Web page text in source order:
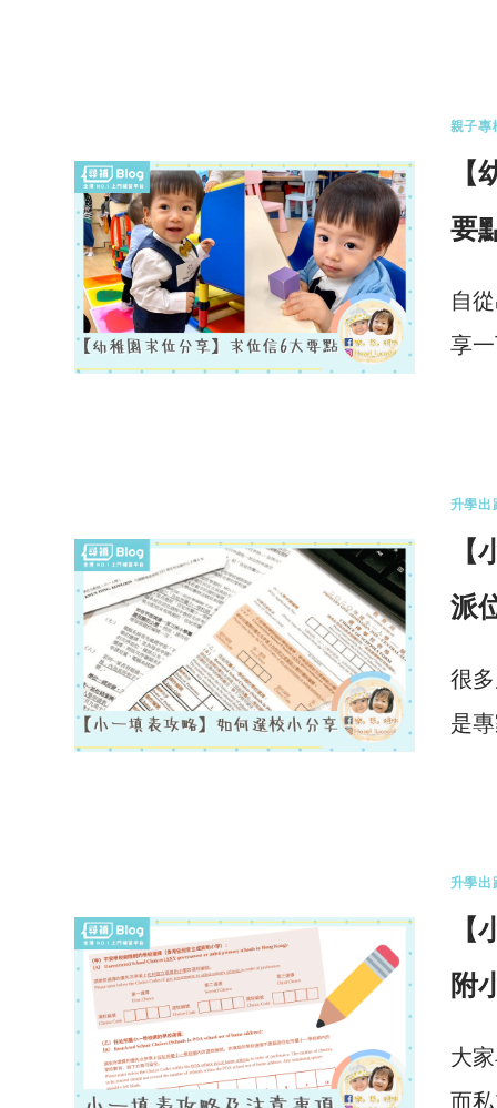
親子專
要
自
享
升學出
派
很
是
升學出
附
大
而